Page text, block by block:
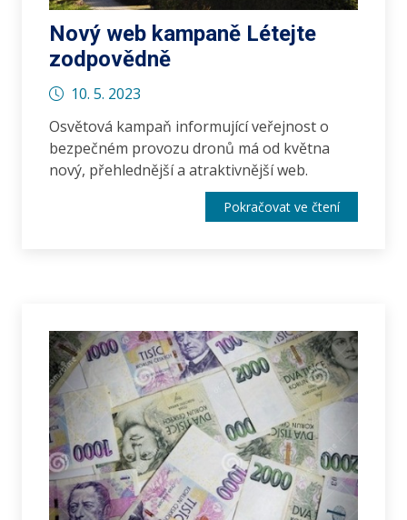
Nový web kampaně Létejte
zodpovědně
10. 5. 2023
Osvětová kampaň informující veřejnost o
bezpečném provozu dronů má od května
nový, přehlednější a atraktivnější web.
Pokračovat ve čtení